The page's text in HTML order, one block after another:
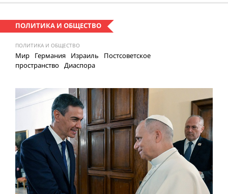
ПОЛИТИКА И ОБЩЕСТВО
ПОЛИТИКА И ОБЩЕСТВО
Мир Германия Израиль
Постсоветское
пространство Диаспора